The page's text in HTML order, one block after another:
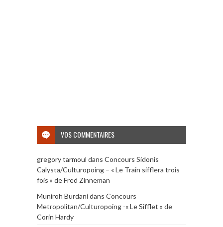
VOS COMMENTAIRES
gregory tarmoul dans Concours Sidonis
Calysta/Culturopoing – « Le Train sifflera trois
fois » de Fred Zinneman
Muniroh Burdanidans Concours
Metropolitan/Culturopoing -« Le Sifflet » de
Corin Hardy